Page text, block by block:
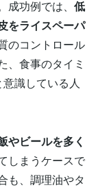
成功例では、 低
をライスペーパ
のコントロール
、食事のタイミ
識している人
やビールを多く
しまうケースで
も、調理油やタ